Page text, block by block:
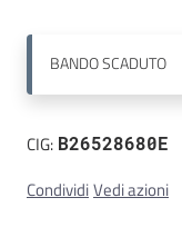
Contatti
BANDOSCADUTO
CIG: B26528680E
CondividiVedi azioni